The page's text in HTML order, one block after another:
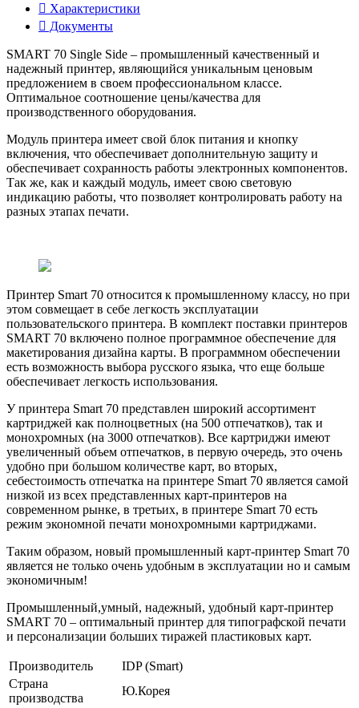
Характеристики
Документы
SMART 70 Single Side – промышленный качественный и
надежный принтер, являющийся уникальным ценовым
предложением в своем профессиональном классе.
Оптимальное соотношение цены/качества для
производственного оборудования.
Модуль принтера имеет свой блок питания и кнопку
включения, что обеспечивает дополнительную защиту и
обеспечивает сохранность работы электронных компонентов.
Так же, как и каждый модуль, имеет свою световую
индикацию работы, что позволяет контролировать работу на
разных этапах печати.
Принтер Smart 70 относится к промышленному классу, но при
этом совмещает в себе легкость эксплуатации
пользовательского принтера. В комплект поставки принтеров
SMART 70 включено полное программное обеспечение для
макетирования дизайна карты. В программном обеспечении
есть возможность выбора русского языка, что еще больше
обеспечивает легкость использования.
У принтера Smart 70 представлен широкий ассортимент
картриджей как полноцветных (на 500 отпечатков), так и
монохромных (на 3000 отпечатков). Все картриджи имеют
увеличенный объем отпечатков, в первую очередь, это очень
удобно при большом количестве карт, во вторых,
себестоимость отпечатка на принтере Smart 70 является самой
низкой из всех представленных карт-принтеров на
современном рынке, в третьих, в принтере Smart 70 есть
режим экономной печати монохромными картриджами.
Таким образом, новый промышленный карт-принтер Smart 70
является не только очень удобным в эксплуатации но и самым
экономичным!
Промышленный,умный, надежный, удобный карт-принтер
SMART 70 – оптимальный принтер для типографской печати
и персонализации больших тиражей пластиковых карт.
Производитель
IDP (Smart)
Страна
производства
Ю.Корея